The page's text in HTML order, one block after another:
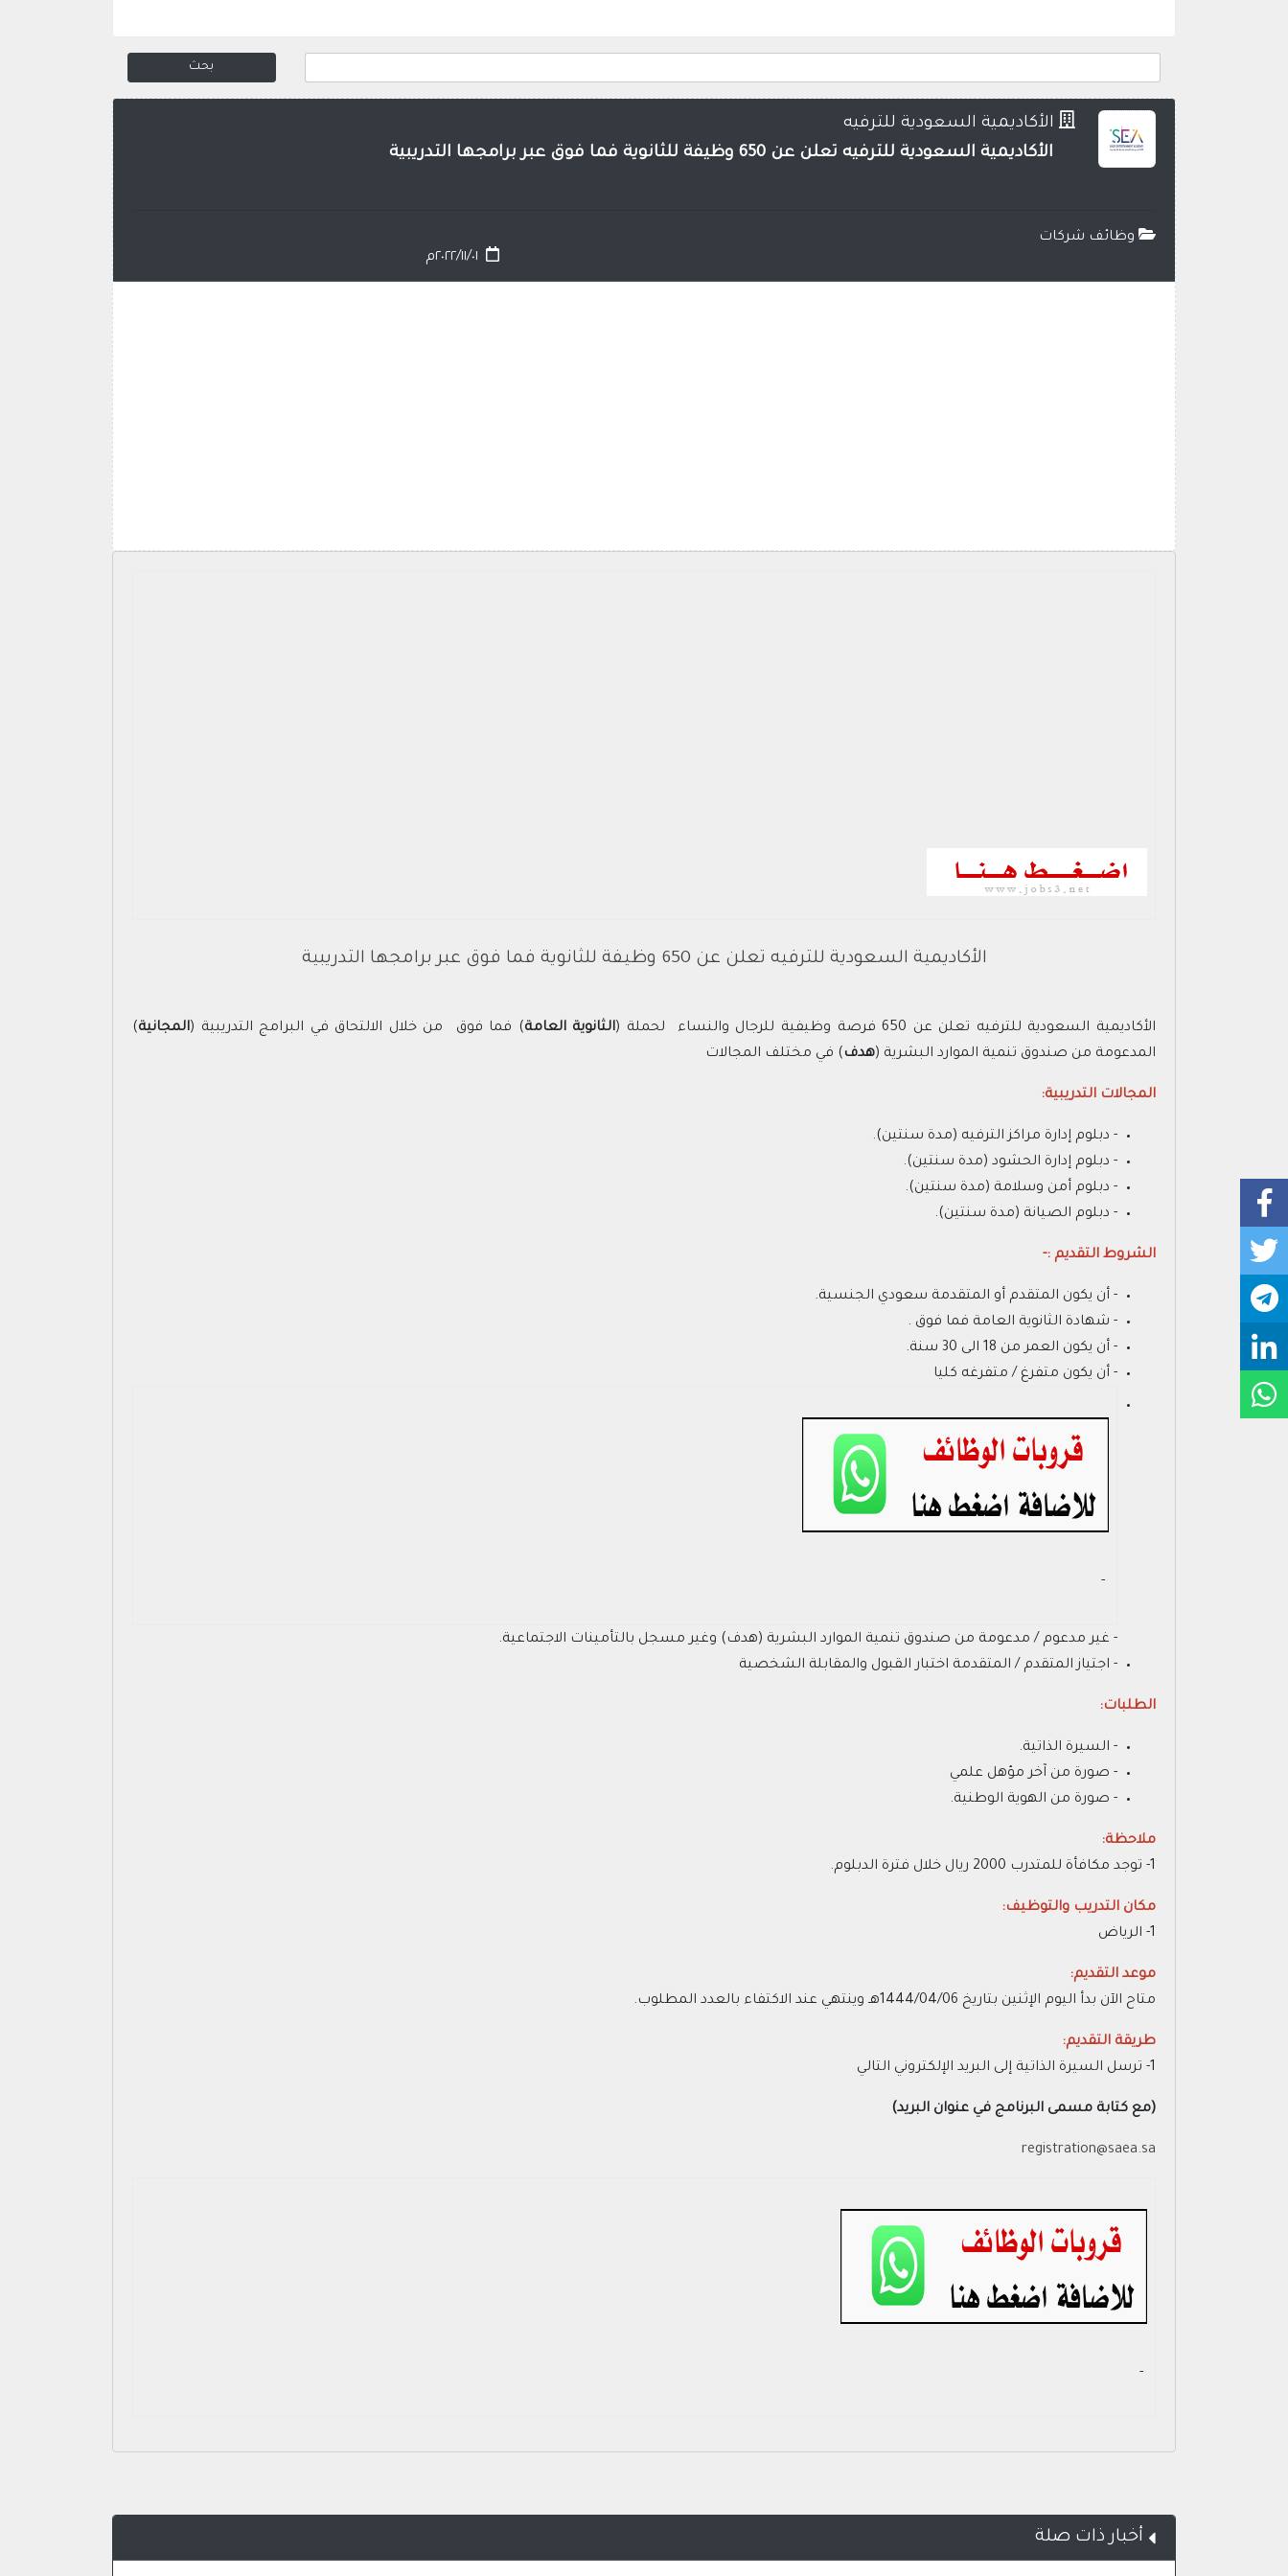
الأكاديمية السعودية للترفيه
الأكاديمية السعودية للترفيه تعلن عن 650 وظيفة للثانوية فما فوق عبر برامجها التدريبية
وظائف شركات
٢٠٢٢/١١/٠١م
الأكاديمية السعودية للترفيه تعلن عن 650 وظيفة للثانوية فما فوق عبر برامجها التدريبية
الأكاديمية السعودية للترفيه تعلن عن 650 فرصة وظيفية للرجال والنساء لحملة ( الثانوية العامة) فما فوق من خلال الالتحاق في البرامج التدريبية (المجانية)
المدعومة من صندوق تنمية الموارد البشرية (هدف) في مختلف المجالات
المجالات التدريبية:
- دبلوم إدارة مراكز الترفيه (مدة سنتين).
- دبلوم إدارة الحشود (مدة سنتين).
- دبلوم أمن وسلامة (مدة سنتين).
- دبلوم الصيانة (مدة سنتين).
الشروط التقديم :-
- أن يكون المتقدم أو المتقدمة سعودي الجنسية.
- شهادة الثانوية العامة فما فوق .
- أن يكون العمر من 18 الى 30 سنة.
- أن يكون متفرغ / متفرغه كليا
- ‏
- غير مدعوم / مدعومة من صندوق تنمية الموارد البشرية (هدف) وغير مسجل بالتأمينات الاجتماعية.
- اجتياز المتقدم / المتقدمة اختبار القبول والمقابلة الشخصية
الطلبات:
- ‏السيرة الذاتية.
- ‏صورة من آخر مؤهل علمي
- صورة من الهوية الوطنية.
ملاحظة:
1- توجد مكافأة للمتدرب 2000 ريال خلال فترة الدبلوم.
مكان التدريب والتوظيف:
1- الرياض
موعد التقديم:
متاح الآن بدأ اليوم الإثنين بتاريخ 1444/04/06هـ وينتهي عند الاكتفاء بالعدد المطلوب.
طريقة التقديم:
1- ترسل السيرة الذاتية إلى البريد الإلكتروني التالي
(مع كتابة مسمى البرنامج في عنوان البريد)
registration@saea.sa
- ‏
أخبار ذات صلة